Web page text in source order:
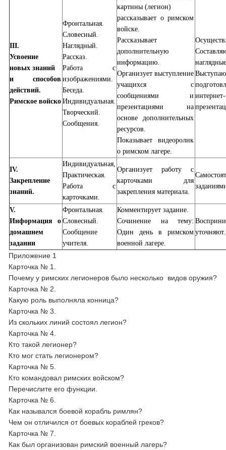
III.
Усвоение
новых знаний
и способов
действий.
Римское войско
Фронтальная.
Словесный.
Наглядный.
Рассказ.
Работа с
изображениями.
Беседа.
Индивидуальная.
Творческий.
Сообщения.
картины (легион)
рассказывает о римском
войске.
Рассказывает
дополнительную
информацию.
Организует выступление
учащихся с
сообщениями и
презентациями на
основе дополнительных
ресурсов.
Показывает видеоролик
о римском лагере.
IV.
Закрепление
знаний.
Индивидуальная,
Практическая.
Работа с
карточками.
Организует работу с
карточками для
закрепления материала.
V.
Информация о
домашнем
задании
Фронтальная.
Словесный.
Сообщение
учителя.
Комментирует задание.
Сочинение на тему:
Один день в римском
военной лагере.
уточняют.
Приложение 1
Карточка № 1.
Почему у римских легионеров было несколько видов оружия?
Карточка № 2.
Какую роль выполняла конница?
Карточка № 3.
Из скольких линий состоял легион?
Карточка № 4.
Кто такой легионер?
Кто мог стать легионером?
Карточка № 5.
Кто командовал римских войском?
Перечислите его функции.
Карточка № 6.
Как назывался боевой корабль римлян?
Чем он отличился от боевых кораблей греков?
Карточка № 7.
Как был организован римский военный лагерь?